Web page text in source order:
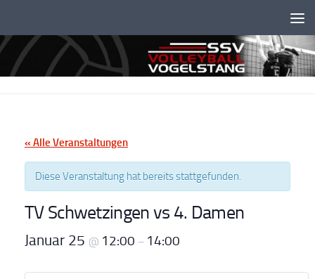
« Alle Veranstaltungen
Diese Veranstaltung hat bereits stattgefunden.
TV Schwetzingen vs 4. Damen
Januar 25 @ 12:00 – 14:00